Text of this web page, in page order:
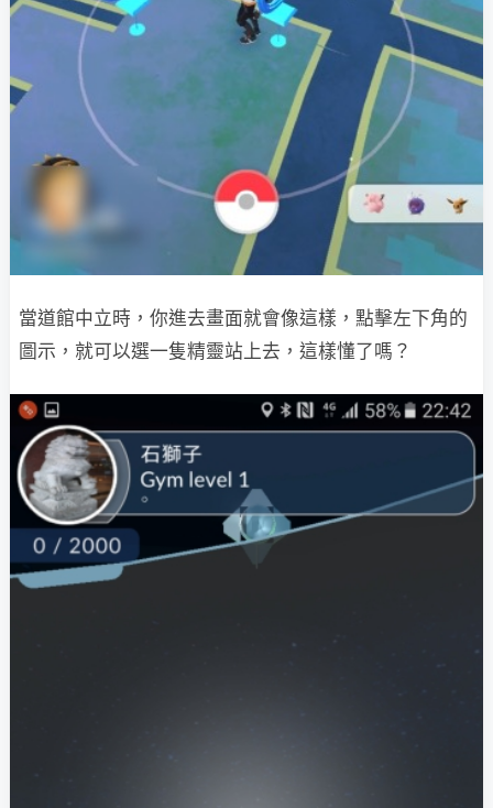
當道館中立時，你進去畫面就會像這樣，點擊左下角的
圖示，就可以選一隻精靈站上去，這樣懂了嗎？